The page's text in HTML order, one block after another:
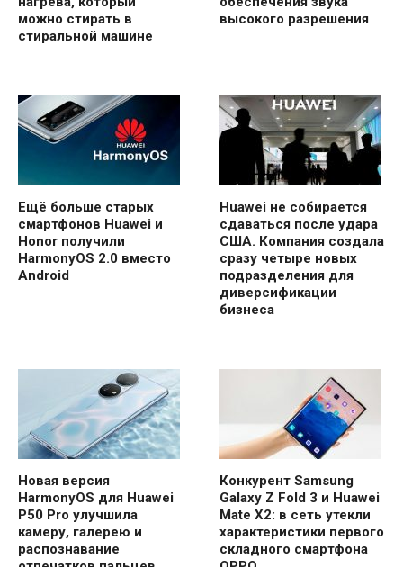
можно стирать в
стиральной машине
высокого разрешения
Ещё больше старых
смартфонов Huawei и
Honor получили
HarmonyOS 2.0 вместо
Android
Huawei не собирается
сдаваться после удара
США. Компания создала
сразу четыре новых
подразделения для
диверсификации
бизнеса
Новая версия
HarmonyOS для Huawei
P50 Pro улучшила
камеру, галерею и
распознавание
Конкурент Samsung
Galaxy Z Fold 3 и Huawei
Mate X2: в сеть утекли
характеристики первого
складного смартфона